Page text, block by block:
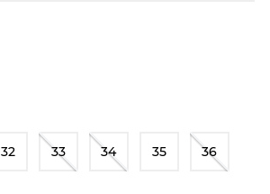
32 33 34 35 36